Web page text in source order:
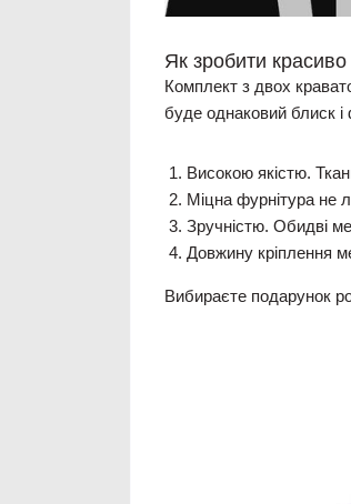
Як зробити красиво
Комплект з двох
буде однаковий блиск і
Високою якістю.
Міцна фурнітура не
Зручністю. Обидві
Довжину кріплення
Вибираєте подарунок